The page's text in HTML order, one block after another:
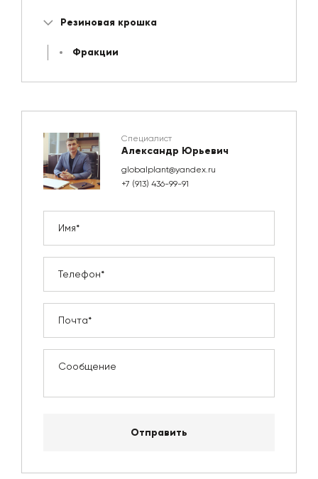
Резиновая крошка
Фракции
Специалист
Александр Юрьевич
globalplant@yandex.ru
+7 (913) 436-99-91
Отправить